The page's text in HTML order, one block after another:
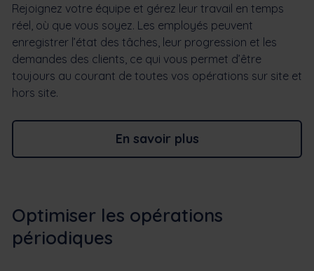
Rejoignez votre équipe et gérez leur travail en temps
réel, où que vous soyez. Les employés peuvent
enregistrer l’état des tâches, leur progression et les
demandes des clients, ce qui vous permet d’être
toujours au courant de toutes vos opérations sur site et
hors site.
En savoir plus
Optimiser les opérations
périodiques